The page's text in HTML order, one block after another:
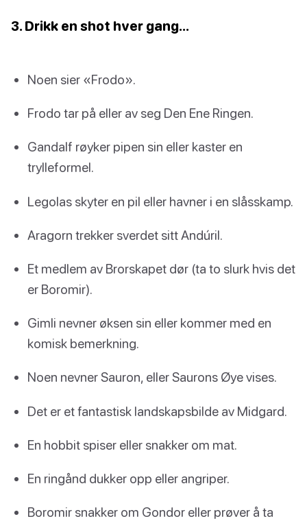
3. Drikk en shot hver gang…
Noen sier «Frodo».
Frodo tar på eller av seg Den Ene Ringen.
Gandalf røyker pipen sin eller kaster en
trylleformel.
Legolas skyter en pil eller havner i en slåsskamp.
Aragorn trekker sverdet sitt Andúril.
Et medlem av Brorskapet dør (ta to slurk hvis det
er Boromir).
Gimli nevner øksen sin eller kommer med en
komisk bemerkning.
Noen nevner Sauron, eller Saurons Øye vises.
Det er et fantastisk landskapsbilde av Midgard.
En hobbit spiser eller snakker om mat.
En ringånd dukker opp eller angriper.
Boromir snakker om Gondor eller prøver å ta